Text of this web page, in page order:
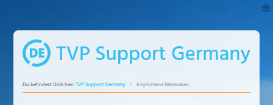
Du befindest Dich hier:TVP Support Germany Empfohlene Materialien